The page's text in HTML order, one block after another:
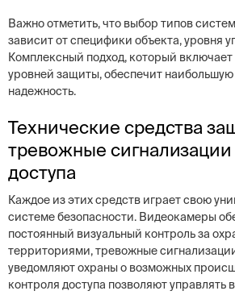
Важно отметить, что выбор типов
зависит от специфики объекта, уровня
Комплексный подход, который включает
уровней защиты, обеспечит
надежность.
Технические средства
тревожные сигнализации
доступа
Каждое из этих средств играет свою
системе безопасности. Видеокамеры
постоянный визуальный контроль за
территориями, тревожные
уведомляют охраны о возможных
контроля доступа позволяют управлять